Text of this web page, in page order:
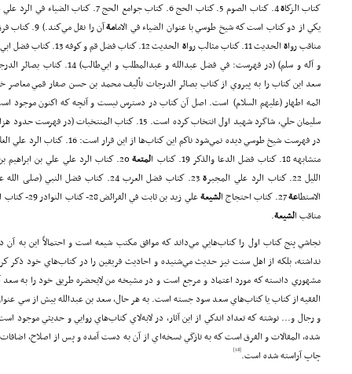
كتاب الزكاة4. كتاب الصوم 5. كتاب الحج 6. كتاب جوامع الحج 7. كتاب الضياء في الرد علي المحمد
يكي از دو كتاب است كه شيخ طوسي با عنوان الضياء في الامامةآن را نقل مي‌كند.) 9. كتاب فرق ا
مناقب رواة الحديث 11. كتاب مثالب روا ة الحديث 12. كتاب فضل
سعد اين كتاب را به پيروي از كتاب بصائر الدرجات تأليف محمد بن حسن صفار قمي
ائمه اطهار (علیهم السلام) است. اصل آن كتاب در دسترس نيست و آنچه كه اكنون
سليمان حلي، شاگرد شهيد اول انتخاب كرده است. 15. كتاب
در فهرست شيخ طوسي ديده نمي‌شود ناكم اين كتاب‌ها از اين قرار است: 16. كتاب الرد علي الغلا
متشابهه 18. كتاب فضل الدعا والذكر 19. كتاب ا
لمتعة
الليل 22. كتاب الرد علي المجبر
ة
الاستطاعة27. كتاب احتجاج ا
لشيعة
مناقب الشيعة.
نجاشي پنج كتاب اول را كتاب‌هايي مي‌داند كه موافق مكتب شيعه است و احتمالاً اين به
نداشته، بلكه از اهل سنت نيز حديث مي‌شنيده و احاديث فريقين را در كتاب‌هاي خود ذكر
مشهوري دانسته كه مورد اعتماد و مرجع است و در مشيخه من لايحضره طريق خود را به سعد
الفقيه از كتاب يا كتاب‌هاي سعد سود جسته است. به هر حال، سعد بن عبدالله بيش از سي
و رجال و... نوشته كه تعداد اندكي از اين آثار، در لابه‌لاي كتاب‌هاي روايي و حديثي موجود
شده، المقالات و الفرق است كه به تازگي نسخه‌اي از آن به دست آمده و پس از اصلاح،
چاپ آراسته شده است.[18]